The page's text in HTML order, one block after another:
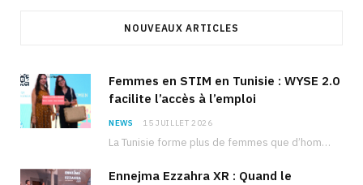
NOUVEAUX ARTICLES
Femmes en STIM en Tunisie : WYSE 2.0
facilite l’accès à l’emploi
NEWS 15 JUILLET 2026
La Tunisie forme plus de femmes que d’hommes dans les filières scientifiques. Pourtant, pour beaucoup…
Ennejma Ezzahra XR : Quand le